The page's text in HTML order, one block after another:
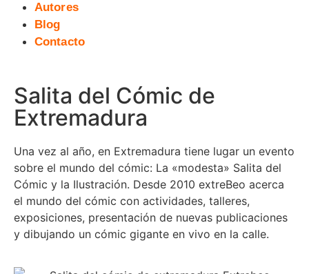
Autores
Blog
Contacto
Salita del Cómic de
Extremadura
Una vez al año, en Extremadura tiene lugar un evento
sobre el mundo del cómic: La «modesta» Salita del
Cómic y la Ilustración. Desde 2010 extreBeo acerca
el mundo del cómic con actividades, talleres,
exposiciones, presentación de nuevas publicaciones
y dibujando un cómic gigante en vivo en la calle.